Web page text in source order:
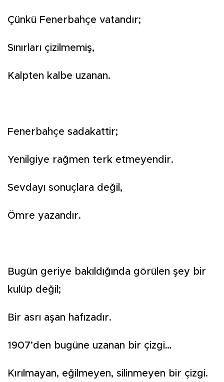
Çünkü Fenerbahçe vatandır;
Sınırları çizilmemiş,
Kalpten kalbe uzanan.
Fenerbahçe sadakattir;
Yenilgiye rağmen terk etmeyendir.
Sevdayı sonuçlara değil,
Ömre yazandır.
Bugün geriye bakıldığında görülen şey bir
kulüp değil;
Bir asrı aşan hafızadır.
1907’den bugüne uzanan bir çizgi…
Kırılmayan, eğilmeyen, silinmeyen bir çizgi.